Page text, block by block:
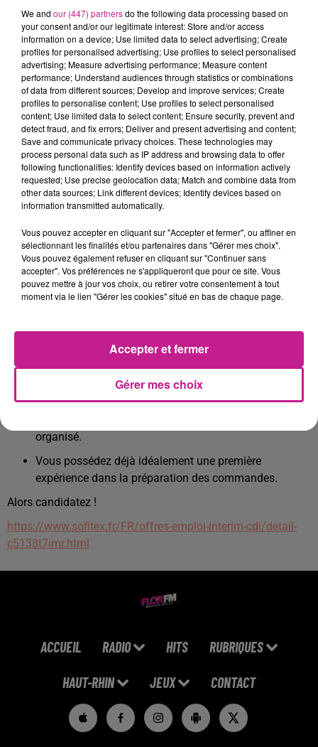
Temporaire et de Placement en CDI. Sofitex fonde sa
dynamique et son succès sur le professionnalisme de ses
équipes, sa forte réactivité et sa proximité.
DESCRIPTION DE L'OFFRE
Nous recrutons pour l'un de nos clients, spécialisé dans le
domaine de la logistique sur le secteur de Rixheim,
unmanutentionnaire H/F.
Vos missions :
Chargement / déchargement de containers (manuel)
Préparation de commandes
Stockage des marchandises
Les horaires sont variables.
Pour les éléments de salaire, le taux horaire est de 11.88
euros.
PROFIL RECHERCHÉ
organisé.
Vous possédez déjà idéalement une première
expérience dans la préparation des commandes.
Alors candidatez !
https://www.sofitex.fr/FR/offres-emploi-interim-cdi/detail-
c5138t7imr.html
ACCUEIL RADIO HITS RUBRIQUES
HAUT-RHIN JEUX CONTACT
We and our (447) partnersdo the following data processing based on
your consent and/or our legitimate interest: Store and/or access
information on a device; Use limited data to select advertising; Create
profiles for personalised advertising; Use profiles to select personalised
advertising; Measure advertising performance; Measure content
performance; Understand audiences through statistics or combinations
of data from different sources; Develop and improve services; Create
profiles to personalise content; Use profiles to select personalised
content; Use limited data to select content; Ensure security, prevent and
detect fraud, and fix errors; Deliver and present advertising and content;
Save and communicate privacy choices. These technologies may
process personal data such as IP address and browsing data to offer
following functionalities: Identify devices based on information actively
requested; Use precise geolocation data; Match and combine data from
other data sources; Link different devices; Identify devices based on
information transmitted automatically.
Vous pouvez accepter en cliquant sur "Accepter et fermer", ou affiner en
sélectionnant les finalités et/ou partenaires dans "Gérer mes choix".
Vous pouvez également refuser en cliquant sur "Continuer sans
accepter". Vos préférences ne s'appliqueront que pour ce site. Vous
pouvez mettre à jour vos choix, ou retirer votre consentement à tout
moment via le lien "Gérer les cookies" situé en bas de chaque page.
Gérer mes choix
Accepter et fermer